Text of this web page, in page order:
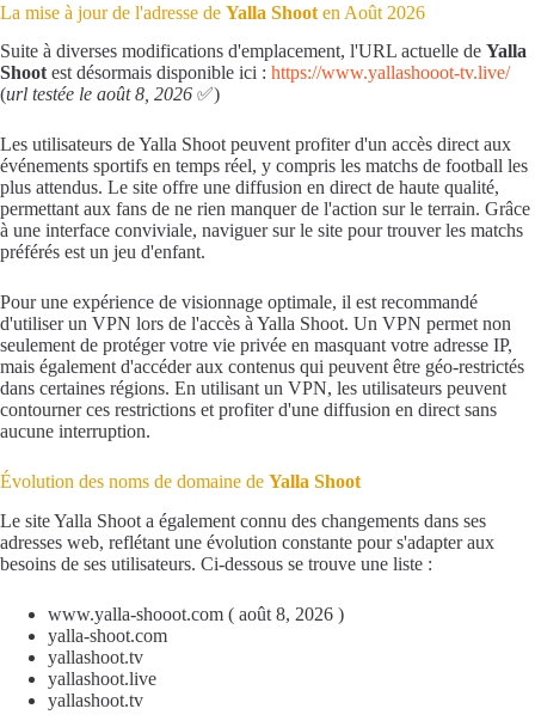
La mise à jour de l'adresse de Yalla Shoot en Août 2026
Suite à diverses modifications d'emplacement, l'URL actuelle de Yalla
Shoot est désormais disponible ici : https://www.yallashooot-tv.live/
(url testée le août 8, 2026 ✅)
Les utilisateurs de Yalla Shoot peuvent profiter d'un accès direct aux
événements sportifs en temps réel, y compris les matchs de football les
plus attendus. Le site offre une diffusion en direct de haute qualité,
permettant aux fans de ne rien manquer de l'action sur le terrain. Grâce
à une interface conviviale, naviguer sur le site pour trouver les matchs
préférés est un jeu d'enfant.
Pour une expérience de visionnage optimale, il est recommandé
d'utiliser un VPN lors de l'accès à Yalla Shoot. Un VPN permet non
seulement de protéger votre vie privée en masquant votre adresse IP,
mais également d'accéder aux contenus qui peuvent être géo-restrictés
dans certaines régions. En utilisant un VPN, les utilisateurs peuvent
contourner ces restrictions et profiter d'une diffusion en direct sans
aucune interruption.
Évolution des noms de domaine de Yalla Shoot
Le site Yalla Shoot a également connu des changements dans ses
adresses web, reflétant une évolution constante pour s'adapter aux
besoins de ses utilisateurs. Ci-dessous se trouve une liste :
www.yalla-shooot.com ( août 8, 2026 )
yalla-shoot.com
yallashoot.tv
yallashoot.live
yallashoot.tv